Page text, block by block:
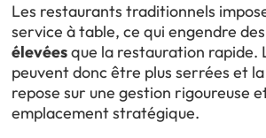
Les restaurants traditionnels
service à table, ce qui engendre des
élevéesque la restauration rapide.
peuvent donc être plus serrées et
repose sur une gestion rigoureuse
emplacement stratégique.